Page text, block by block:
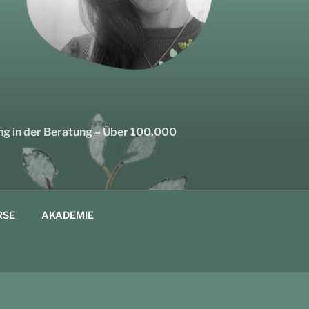
in der Beratung – Über 100.000
AKADEMIE